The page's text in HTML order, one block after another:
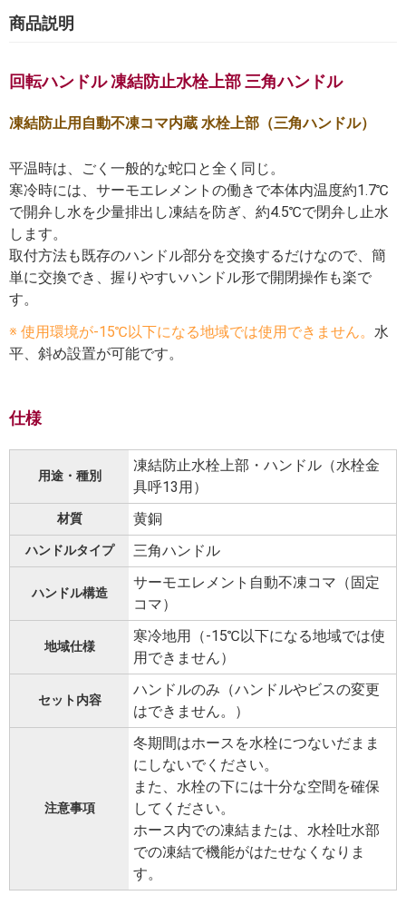
商品説明
回転ハンドル 凍結防止水栓上部 三角ハンドル
凍結防止用自動不凍コマ内蔵 水栓上部（三角ハンドル）
平温時は、ごく一般的な蛇口と全く同じ。
寒冷時には、サーモエレメントの働きで本体内温度約1.7℃
で開弁し水を少量排出し凍結を防ぎ、約4.5℃で閉弁し止水
します。
取付方法も既存のハンドル部分を交換するだけなので、簡
単に交換でき、握りやすいハンドル形で開閉操作も楽で
す。
※ 使用環境が-15℃以下になる地域では使用できません。 水
平、斜め設置が可能です。
仕様
用途・種別
凍結防止水栓上部・ハンドル（水栓金
具呼13用）
材質 黄銅
ハンドルタイプ 三角ハンドル
ハンドル構造
サーモエレメント自動不凍コマ（固定
コマ）
地域仕様
寒冷地用（-15℃以下になる地域では使
用できません）
セット内容
ハンドルのみ（ハンドルやビスの変更
はできません。）
注意事項
冬期間はホースを水栓につないだまま
にしないでください。
また、水栓の下には十分な空間を確保
してください。
ホース内での凍結または、水栓吐水部
での凍結で機能がはたせなくなりま
す。